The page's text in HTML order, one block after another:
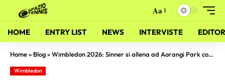
Aa
HOME ENTRY LIST NEWS INTERVISTE
Home» Blog»Wimbledon 2026: Sinner si allena ad Aorangi Park con Paul (FOTO)
Wimbledon